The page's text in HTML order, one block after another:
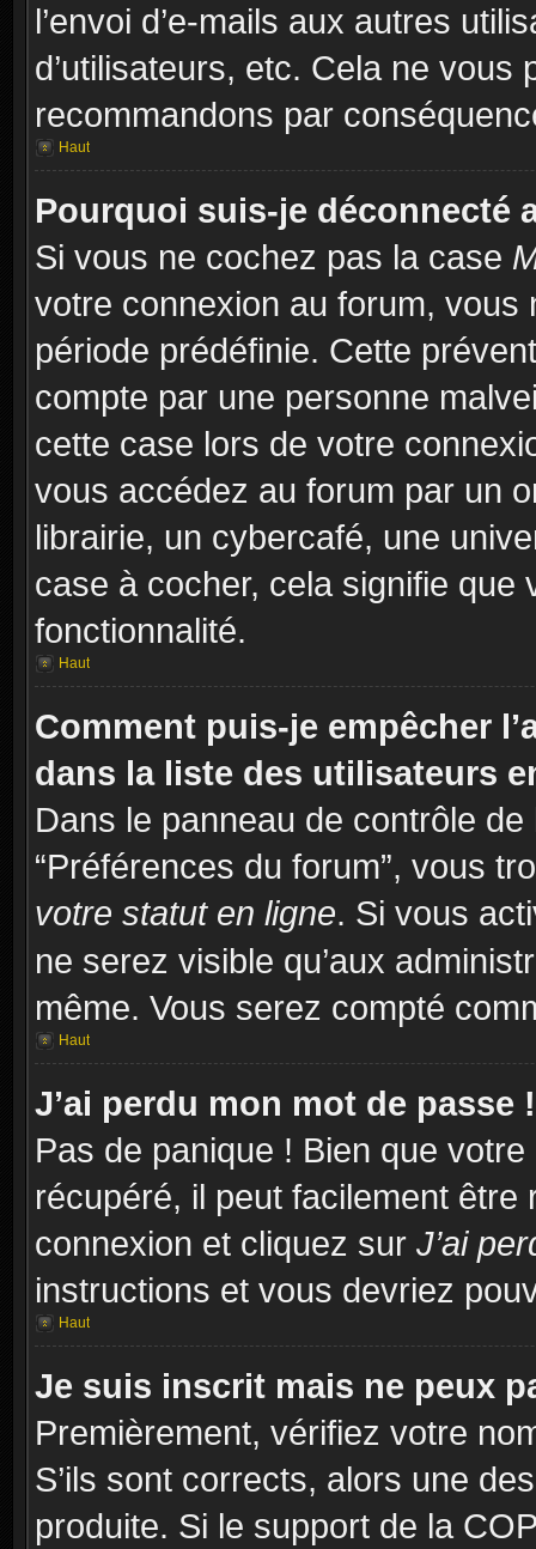
l’envoi d’e-mails aux autres
d’utilisateurs, etc. Cela ne vous
recommandons par
Haut
Pourquoi suis-je déconnecté
Si vous ne cochez pas la case
votre connexion au forum,
période prédéfinie. Cette
compte par une personne
cette case lors de votre
vous accédez au forum par un
librairie, un cybercafé, une
case à cocher, cela signifie
fonctionnalité.
Haut
Comment puis-je empêcher
dans la liste des utilisateurs
Dans le panneau de contrôle de
“Préférences du forum”, vous
votre statut en ligne. Si vous
ne serez visible qu’aux
même. Vous serez compté
Haut
J’ai perdu mon mot de passe !
Pas de panique ! Bien que
récupéré, il peut facilement
connexion et cliquez sur J’ai
instructions et vous devriez
Haut
Je suis inscrit mais ne peux
Premièrement, vérifiez votre
S’ils sont corrects, alors une
produite. Si le support de la